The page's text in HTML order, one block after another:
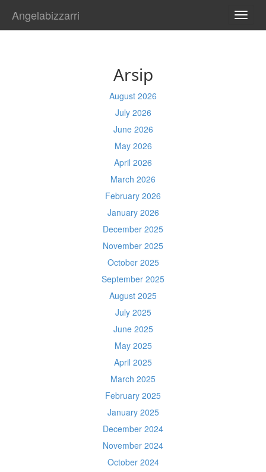
Angelabizzarri
Arsip
August 2026
July 2026
June 2026
May 2026
April 2026
March 2026
February 2026
January 2026
December 2025
November 2025
October 2025
September 2025
August 2025
July 2025
June 2025
May 2025
April 2025
March 2025
February 2025
January 2025
December 2024
November 2024
October 2024